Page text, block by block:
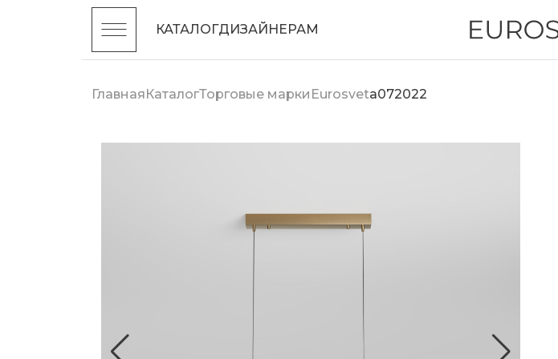
КАТАЛОГДИЗАЙНЕРАМ
ГлавнаяКаталогТорговые марки Eurosveta072022